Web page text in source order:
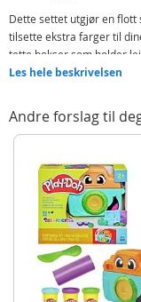
Dette settet utgjør en flott
tilsette ekstra farger til
tette bokser som holder
igjen. Play-Doh leire er
8 bokser fargerik leire
Perfekt aktivitet for
Passer for barn fra 2
Inneholder:
8 bokser Play Doh leire
Detaljer:
Farge: rød, oransje,
Mengde bøtte: ca. 56
Les hele beskrivelsen
Andre forslag til